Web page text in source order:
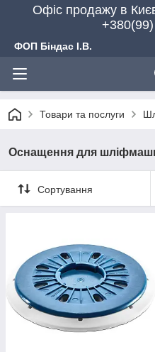
Офіс продажу в
ФОП Біндас І.В.
Товари та послуги
Оснащення для
Сортування